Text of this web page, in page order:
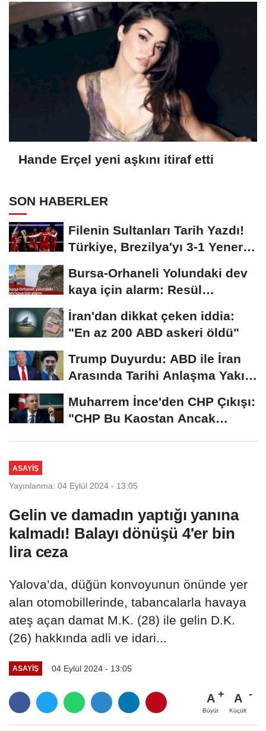
Hande Erçel yeni aşkını itiraf etti
SON HABERLER
Filenin Sultanları Tarih Yazdı!
Türkiye, Brezilya'yı 3-1 Yenerek
Bursa-Orhaneli Yolundaki dev
kaya için alarm: Resül
Kaplan'dan yetkililere...
İran'dan dikkat çeken iddia:
"En az 200 ABD askeri öldü"
Trump Duyurdu: ABD ile İran
Arasında Tarihi Anlaşma Yakın!
Muharrem İnce'den CHP Çıkışı:
"CHP Bu Kaostan Ancak
ASAYIŞ
Yayınlanma: 04 Eylül 2024 - 13:05
Gelin ve damadın yaptığı yanına
kalmadı! Balayı dönüşü 4'er bin
lira ceza
Yalova’da, düğün konvoyunun önünde yer
alan otomobillerinde, tabancalarla havaya
ateş açan damat M.K. (28) ile gelin D.K.
(26) hakkında adli ve idari...
ASAYIŞ 04 Eylül 2024 - 13:05
A
Büyüt
A
Küçült